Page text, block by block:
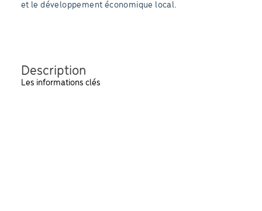
et le développement économique local.
Description
Les informations clés